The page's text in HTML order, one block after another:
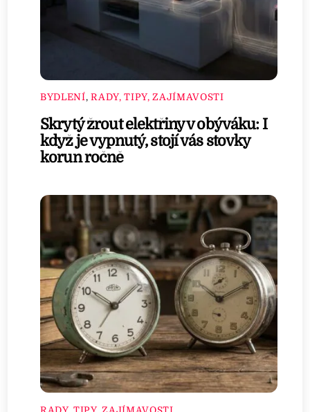
BYDLENÍ,RADY, TIPY, ZAJÍMAVOSTI
Skrytý žrout elektřiny v obýváku: I
když je vypnutý, stojí vás stovky
korun ročně